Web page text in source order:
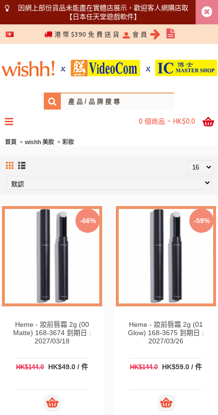
因網上部份貨品未能盡在實體店展示，歡迎客人網購店取
【日本任天堂遊戲軟件】
5366 1340
港 幣 $390 免 費 送 貨 會 員
0 個商品 - HK$0.0
首頁 wishh 美妝 彩妝
-66%
Heme - 妝前唇霜 2g (00
Matte) 168-3674 到期日 :
2027/03/18
HK$144.0 HK$49.0 / 件
-59%
Heme - 妝前唇霜 2g (01
Glow) 168-3675 到期日 :
2027/03/26
HK$144.0 HK$59.0 / 件